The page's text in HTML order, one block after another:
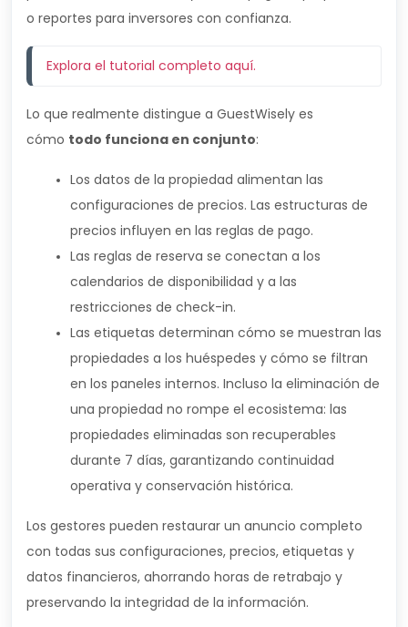
o reportes para inversores con confianza.
Explora el tutorial completo aquí.
Lo que realmente distingue a GuestWisely es
cómo todo funciona en conjunto:
Los datos de la propiedad alimentan las
configuraciones de precios. Las estructuras de
precios influyen en las reglas de pago.
Las reglas de reserva se conectan a los
calendarios de disponibilidad y a las
restricciones de check-in.
Las etiquetas determinan cómo se muestran las
propiedades a los huéspedes y cómo se filtran
en los paneles internos. Incluso la eliminación de
una propiedad no rompe el ecosistema: las
propiedades eliminadas son recuperables
durante 7 días, garantizando continuidad
operativa y conservación histórica.
Los gestores pueden restaurar un anuncio completo
con todas sus configuraciones, precios, etiquetas y
datos financieros, ahorrando horas de retrabajo y
preservando la integridad de la información.